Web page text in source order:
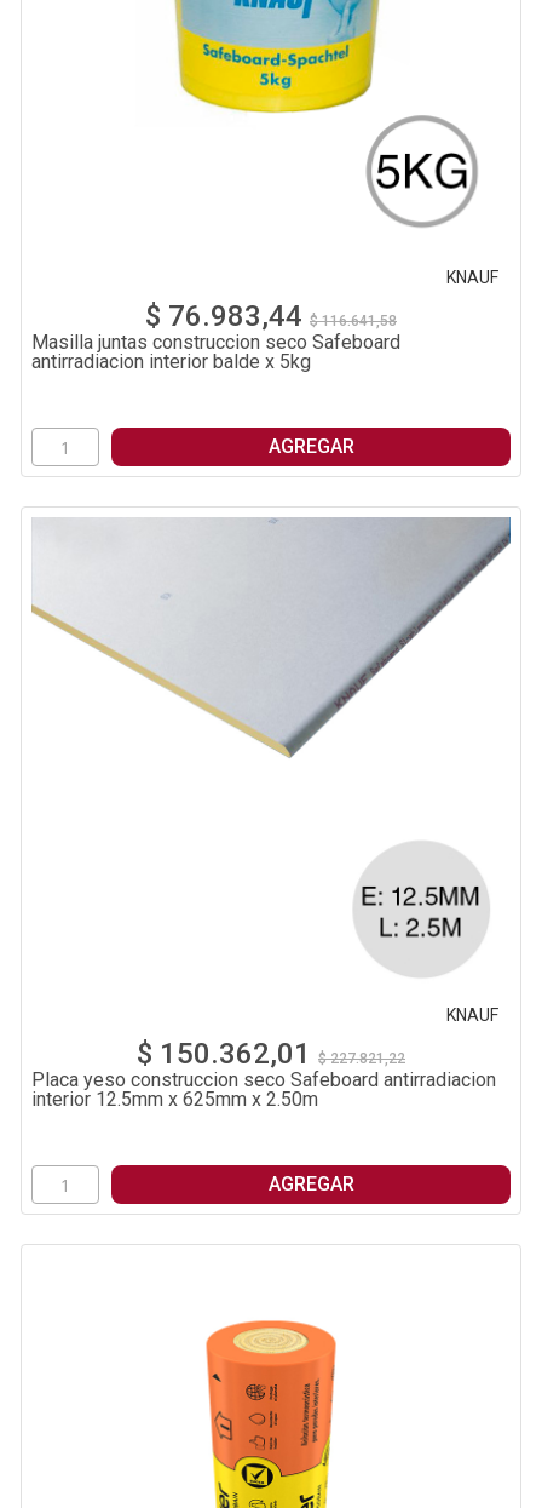
KNAUF
$ 76.983,44 $ 116.641,58
Masilla juntas construccion seco Safeboard
antirradiacion interior balde x 5kg
AGREGAR
KNAUF
$ 150.362,01 $ 227.821,22
Placa yeso construccion seco Safeboard antirradiacion
interior 12.5mm x 625mm x 2.50m
AGREGAR